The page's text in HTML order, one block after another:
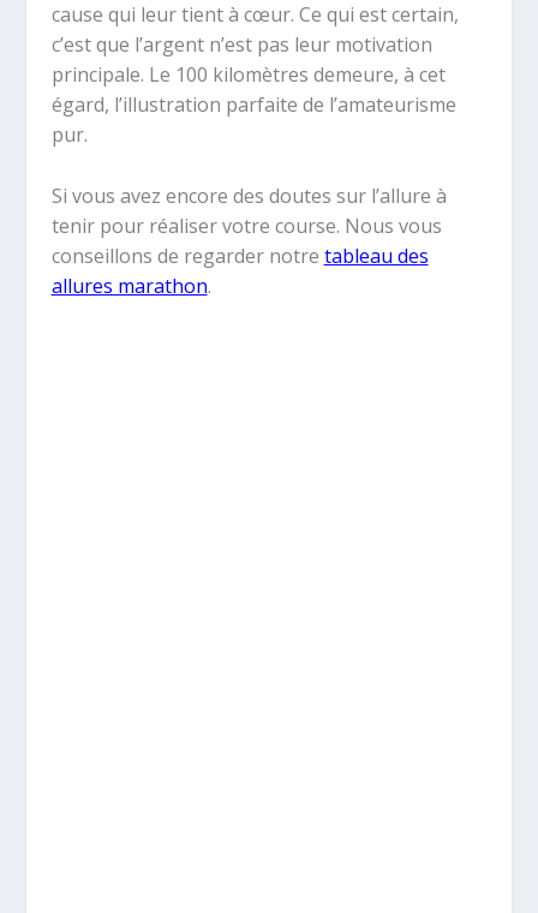
cause qui leur tient à cœur. Ce qui est certain,
c’est que l’argent n’est pas leur motivation
principale. Le 100 kilomètres demeure, à cet
égard, l’illustration parfaite de l’amateurisme
pur.
Si vous avez encore des doutes sur l’allure à
tenir pour réaliser votre course. Nous vous
conseillons de regarder notre tableau des
allures marathon.